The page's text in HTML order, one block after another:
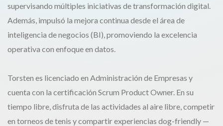
supervisando múltiples iniciativas de transformación digital.
Además, impulsó la mejora continua desde el área de
inteligencia de negocios (BI), promoviendo la excelencia
operativa con enfoque en datos.
Torsten es licenciado en Administración de Empresas y
cuenta con la certificación Scrum Product Owner. En su
tiempo libre, disfruta de las actividades al aire libre, competir
en torneos de tenis y compartir experiencias dog-friendly —